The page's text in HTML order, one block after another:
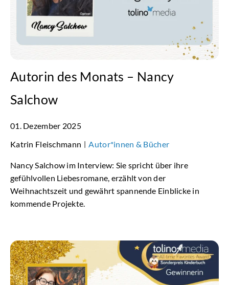
Autorin des Monats – Nancy
Salchow
01. Dezember 2025
Katrin Fleischmann | Autor*innen & Bücher
Nancy Salchow im Interview: Sie spricht über ihre
gefühlvollen Liebesromane, erzählt von der
Weihnachtszeit und gewährt spannende Einblicke in
kommende Projekte.